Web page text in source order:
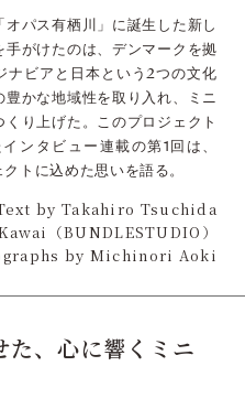
パス有栖川」に誕生した新し
がけたのは、デンマークを拠
ビアと日本という2つの文化
かな地域性を取り入れ、ミニ
り上げた。このプロジェクト
ンタビュー連載の第1回は、
トに込めた思いを語る。
by Takahiro Tsuchida
（BUNDLESTUDIO）
by Michinori Aoki
た、心に響くミニ